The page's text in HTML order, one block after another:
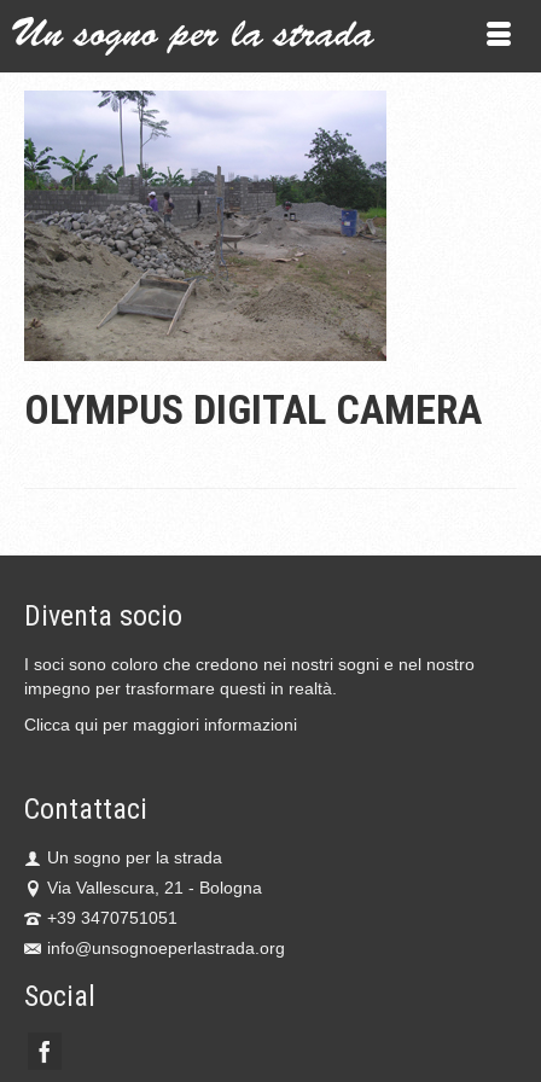
OLYMPUS DIGITAL CAMERA
Diventa socio
I soci sono coloro che credono nei nostri sogni e nel nostro
impegno per trasformare questi in realtà.
Clicca qui per maggiori informazioni
Contattaci
Un sogno per la strada
Via Vallescura, 21 - Bologna
+39 3470751051
info@unsognoeperlastrada.org
Social